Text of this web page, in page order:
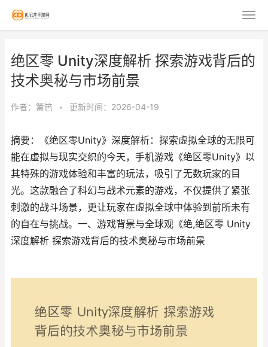
绝区零 Unity深度解析 探索游戏背后的
技术奥秘与市场前景
作者： 篱笆 • 更新时间：2026-04-19
摘要：《绝区零Unity》深度解析：探索虚拟全球的无限可
能在虚拟与现实交织的今天，手机游戏《绝区零Unity》以
其特殊的游戏体验和丰富的玩法，吸引了无数玩家的目
光。这款融合了科幻与战术元素的游戏，不仅提供了紧张
刺激的战斗场景，更让玩家在虚拟全球中体验到前所未有
的自在与挑战。一、游戏背景与全球观《绝,绝区零 Unity
深度解析 探索游戏背后的技术奥秘与市场前景